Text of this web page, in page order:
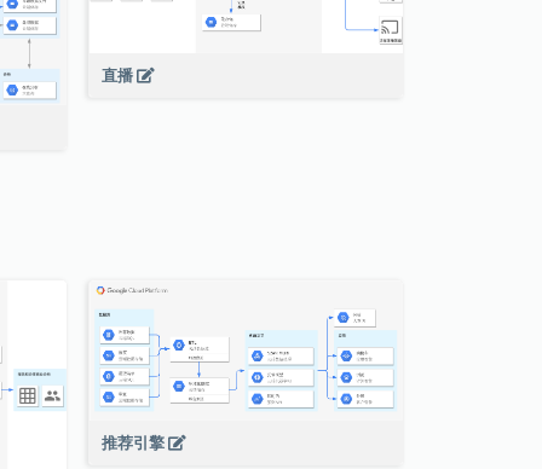
直播
推荐引擎